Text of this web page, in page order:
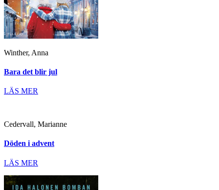
Winther, Anna
Bara det blir jul
LÄS MER
Cedervall, Marianne
Döden i advent
LÄS MER